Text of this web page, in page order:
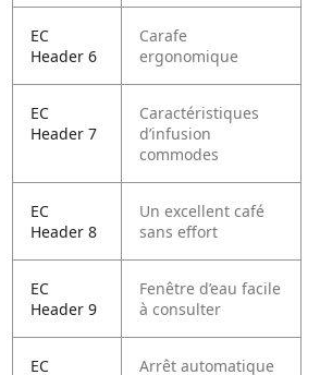
EC
Header 6
Carafe
ergonomique
EC
Header 7
Caractéristiques
d’infusion
commodes
EC
Header 8
Un excellent café
sans effort
EC
Header 9
Fenêtre d’eau facile
à consulter
EC Arrêt automatique